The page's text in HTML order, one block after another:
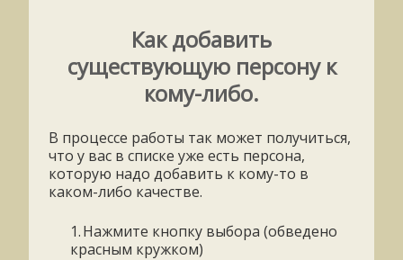
Как добавить
существующую персону к
кому-либо.
В процессе работы так может получиться,
что у вас в списке уже есть персона,
которую надо добавить к кому-то в
каком-либо качестве.
1.Нажмите кнопку выбора (обведено
красным кружком)